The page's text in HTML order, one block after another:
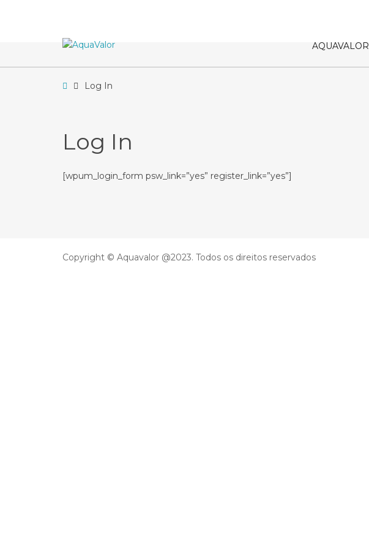
AQUAVALOR
HomeLog In
Log In
[wpum_login_form psw_link=”yes” register_link=”yes”]
Copyright © Aquavalor @2023. Todos os direitos reservados